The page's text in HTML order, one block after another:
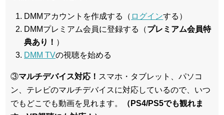
DMMアカウントを作成する（ ログインする）
DMMプレミアム会員に登録する（プレミアム会員特
典あり！ ）
DMM TVの視聴を始める
③マルチデバイス対応！ スマホ・タブレット、パソコ
ン、テレビのマルチデバイスに対応しているので、いつ
でもどこでも動画を見れます。
（PS4/PS5でも観れま